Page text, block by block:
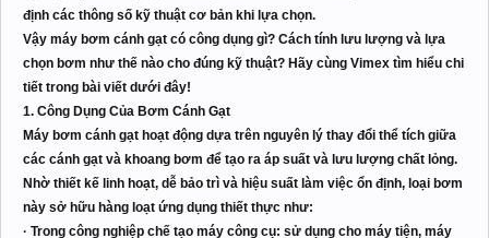
định các thông số kỹ thuật cơ bản khi lựa chọn.
Vậy máy bơm cánh gạt có công dụng gì? Cách tính lưu lượng và lựa
chọn bơm như thế nào cho đúng kỹ thuật? Hãy cùng Vimex tìm hiểu chi
tiết trong bài viết dưới đây!
1. Công Dụng Của Bơm Cánh Gạt
Máy bơm cánh gạt hoạt động dựa trên nguyên lý thay đổi thể tích giữa
các cánh gạt và khoang bơm để tạo ra áp suất và lưu lượng chất lỏng.
Nhờ thiết kế linh hoạt, dễ bảo trì và hiệu suất làm việc ổn định, loại bơm
này sở hữu hàng loạt ứng dụng thiết thực như:
· Trong công nghiệp chế tạo máy công cụ: sử dụng cho máy tiện, máy